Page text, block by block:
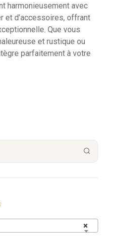
harmonieusement avec
d’accessoires, offrant
Que vous
et rustique ou
parfaitement à votre
×